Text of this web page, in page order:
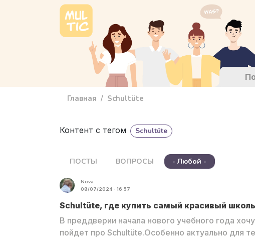
Перейти к основному содержанию
main_menu
Главная Schultüte
Контент с тегом Schultüte
ПОСТЫ ВОПРОСЫ - Любой -
Nova
08/07/2024 - 16:57
Schultüte, где купить самый красивый
В преддверии начала нового учебного года
пойдет про Schultüte.Особенно актуально для